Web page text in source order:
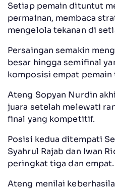
Setiap pemain dituntut
permainan, membaca
mengelola tekanan di
Persaingan semakin
besar hingga semifinal
komposisi empat pemain
Ateng Sopyan Nurdin
juara setelah melewati
final yang kompetitif.
Posisi kedua ditempati
Syahrul Rajab dan Iwan
peringkat tiga dan empat.
Ateng menilai